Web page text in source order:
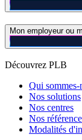
Mon employeur ou
Découvrez PLB
Qui sommes-
Nos solutions
Nos centres
Nos
Modalités